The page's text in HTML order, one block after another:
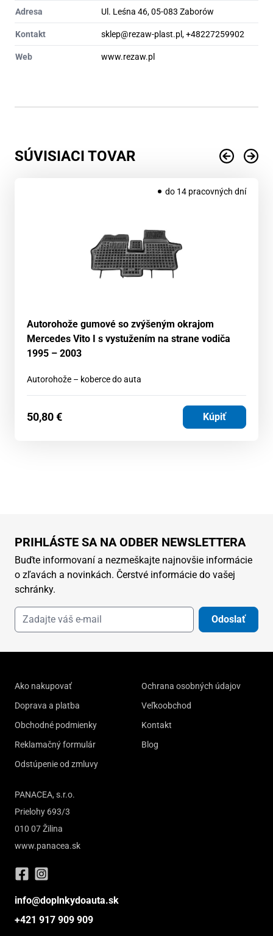
Adresa Ul. Leśna 46, 05-083 Zaborów
Kontakt sklep@rezaw-plast.pl, +48227259902
Web www.rezaw.pl
SÚVISIACI TOVAR
do 14 pracovných dní
Autorohože gumové so zvýšeným okrajom
Mercedes Vito I s vystužením na strane vodiča
1995 – 2003
Autorohože – koberce do auta
50,80€ Kúpiť
PRIHLÁSTE SA NA ODBER NEWSLETTERA
Buďte informovaní a nezmeškajte najnovšie informácie
o zľavách a novinkách. Čerstvé informácie do vašej
schránky.
Odoslať
Ako nakupovať
Doprava a platba
Obchodné podmienky
Reklamačný formulár
Odstúpenie od zmluvy
Ochrana osobných údajov
Veľkoobchod
Kontakt
Blog
PANACEA, s.r.o.
Prielohy 693/3
010 07 Žilina
www.panacea.sk
info@doplnkydoauta.sk
+421 917 909 909